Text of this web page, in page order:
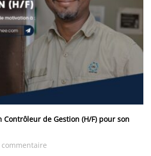
Contrôleur de Gestion (H/F) pour son
commentaire